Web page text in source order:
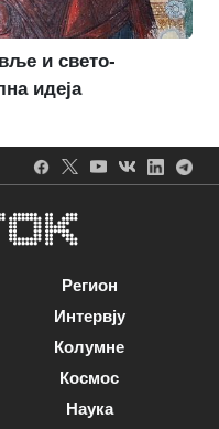
и свето-
идеја
Регион
Интервју
Колумне
Космос
Наука